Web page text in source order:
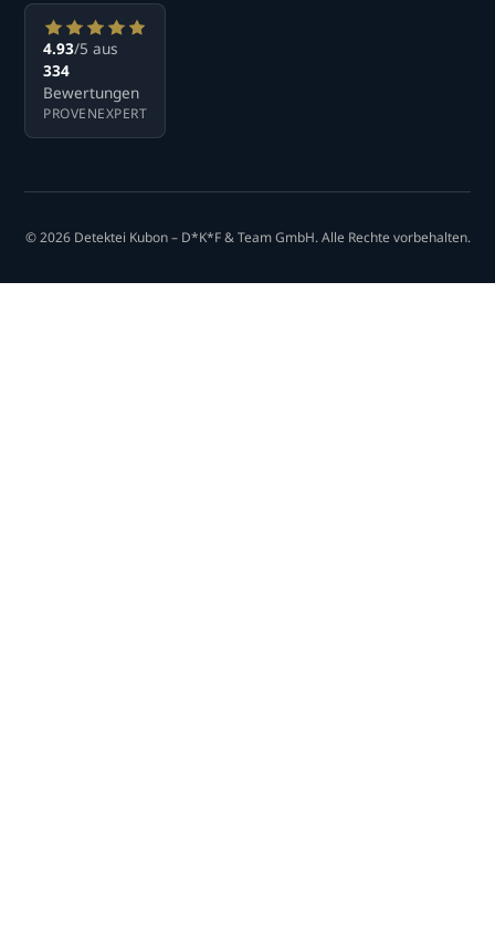
4.93/5 aus
334
Bewertungen
PROVENEXPERT
© 2026 Detektei Kubon – D*K*F & Team GmbH. Alle Rechte vorbehalten.